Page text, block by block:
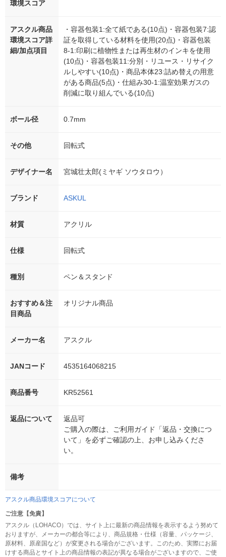
環境スコア
アスクル商品
環境スコア詳
細/加点項目
・容器包装1:全て紙である(10点)・容器包装7:認
証を取得している材料を使用(20点)・容器包装
8-1:印刷に植物性または再生材のインキを使用
(10点)・容器包装11:分別・リユース・リサイク
ルしやすい(10点)・商品本体23:詰め替えの用意
がある商品(5点)・仕組み30-1:温室効果ガスの
削減に取り組んでいる(10点)
ボール径 0.7mm
その他 回転式
デザイナー名 宮城壮太郎(ミヤギ ソウタロウ）
ブランド ASKUL
材質 アクリル
仕様 回転式
種別 ペン＆スタンド
おすすめ＆注
目商品
オリジナル商品
メーカー名 アスクル
JANコード 4535164068215
商品番号 KR52561
返品について
返品可
ご購入の際は、ご利用ガイド「返品・交換につ
いて」を必ずご確認の上、お申し込みくださ
い。
備考
アスクル商品環境スコアについて
ご注意【免責】
アスクル（LOHACO）では、サイト上に最新の商品情報を表示するよう努めて
おりますが、メーカーの都合等により、商品規格・仕様（容量、パッケージ、
原材料、原産国など）が変更される場合がございます。このため、実際にお届
けする商品とサイト上の商品情報の表記が異なる場合がございますので、ご使